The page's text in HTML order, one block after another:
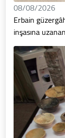
08/08/2026
Erbain
inşasına